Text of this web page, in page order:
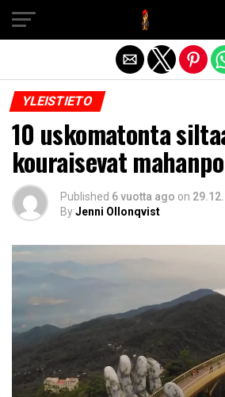
YLEISTIETO
10 uskomatonta
kouraisevat
Published 6 vuotta ago on
ByJenni Ollonqvist
Exit mobile